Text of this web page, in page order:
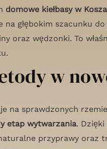
domowe kiełbasy w
na głębokim szacunku
oraz wędzonki. To
w
na sprawdzonych
etap wytwarzania. Dzięki
przyprawy